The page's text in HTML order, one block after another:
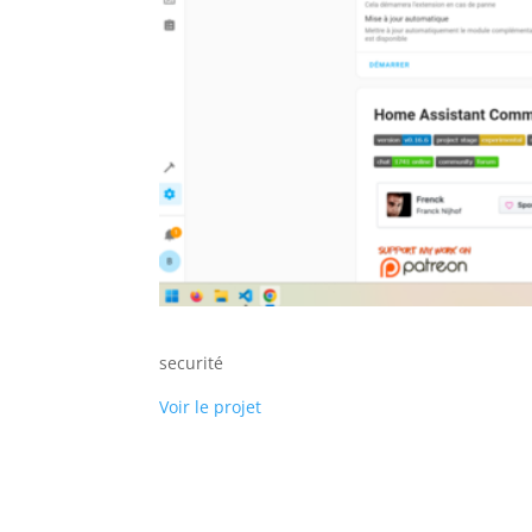
securité
Voir le projet